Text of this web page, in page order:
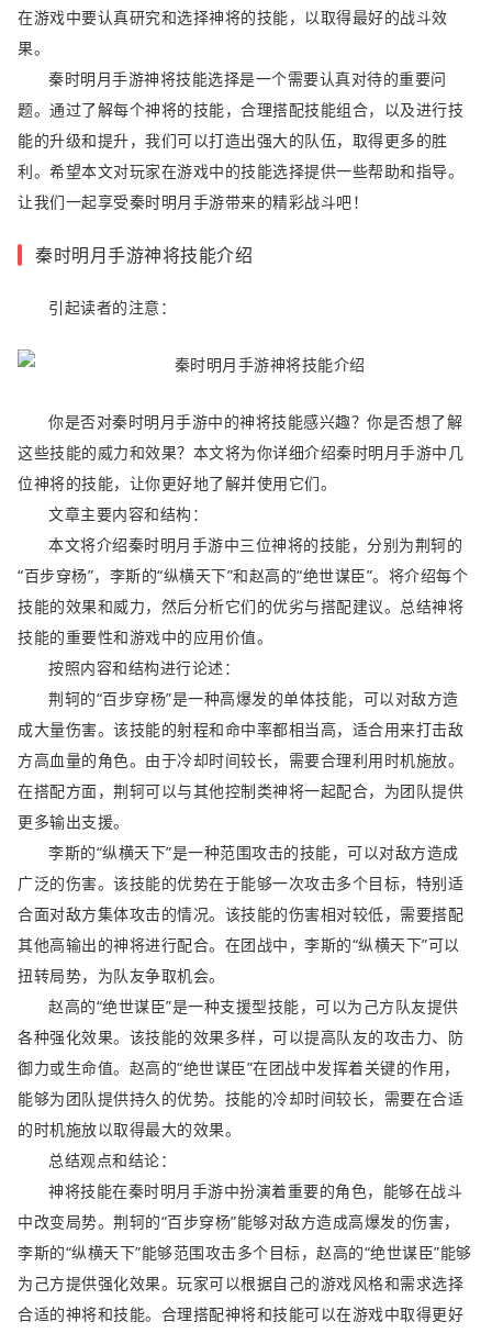
在游戏中要认真研究和选择神将的技能，以取得最好的战斗效
果。
秦时明月手游神将技能选择是一个需要认真对待的重要问
题。通过了解每个神将的技能，合理搭配技能组合，以及进行技
能的升级和提升，我们可以打造出强大的队伍，取得更多的胜
利。希望本文对玩家在游戏中的技能选择提供一些帮助和指导。
让我们一起享受秦时明月手游带来的精彩战斗吧！
秦时明月手游神将技能介绍
引起读者的注意：
你是否对秦时明月手游中的神将技能感兴趣？你是否想了解
这些技能的威力和效果？本文将为你详细介绍秦时明月手游中几
位神将的技能，让你更好地了解并使用它们。
文章主要内容和结构：
本文将介绍秦时明月手游中三位神将的技能，分别为荆轲的
“百步穿杨”，李斯的“纵横天下”和赵高的“绝世谋臣”。将介绍每个
技能的效果和威力，然后分析它们的优劣与搭配建议。总结神将
技能的重要性和游戏中的应用价值。
按照内容和结构进行论述：
荆轲的“百步穿杨”是一种高爆发的单体技能，可以对敌方造
成大量伤害。该技能的射程和命中率都相当高，适合用来打击敌
方高血量的角色。由于冷却时间较长，需要合理利用时机施放。
在搭配方面，荆轲可以与其他控制类神将一起配合，为团队提供
更多输出支援。
李斯的“纵横天下”是一种范围攻击的技能，可以对敌方造成
广泛的伤害。该技能的优势在于能够一次攻击多个目标，特别适
合面对敌方集体攻击的情况。该技能的伤害相对较低，需要搭配
其他高输出的神将进行配合。在团战中，李斯的“纵横天下”可以
扭转局势，为队友争取机会。
赵高的“绝世谋臣”是一种支援型技能，可以为己方队友提供
各种强化效果。该技能的效果多样，可以提高队友的攻击力、防
御力或生命值。赵高的“绝世谋臣”在团战中发挥着关键的作用，
能够为团队提供持久的优势。技能的冷却时间较长，需要在合适
的时机施放以取得最大的效果。
总结观点和结论：
神将技能在秦时明月手游中扮演着重要的角色，能够在战斗
中改变局势。荆轲的“百步穿杨”能够对敌方造成高爆发的伤害，
李斯的“纵横天下”能够范围攻击多个目标，赵高的“绝世谋臣”能够
为己方提供强化效果。玩家可以根据自己的游戏风格和需求选择
合适的神将和技能。合理搭配神将和技能可以在游戏中取得更好